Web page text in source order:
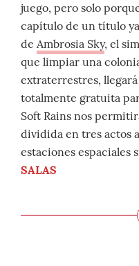
juego, pero solo
capítulo de un título
de Ambrosia Sky, el
que limpiar una
extraterrestres,
totalmente gratuita
Soft Rains nos
dividida en tres actos
estaciones espaciales
SALAS